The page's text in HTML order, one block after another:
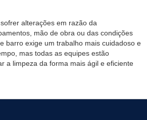
alterações em razão da
mão de obra ou das condições
barro exige um trabalho mais cuidadoso e
mas todas as equipes estão
a limpeza da forma mais ágil e eficiente